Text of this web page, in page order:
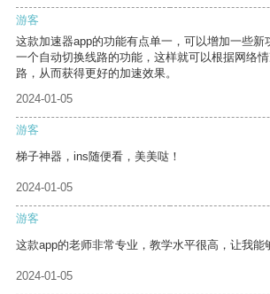
游客
这款加速器app的功能有点单一，可以增加一些新
一个自动切换线路的功能，这样就可以根据网络
路，从而获得更好的加速效果。
2024-01-05
游客
梯子神器，ins随便看，美美哒！
2024-01-05
游客
这款app的老师非常专业，教学水平很高，让我能
2024-01-05